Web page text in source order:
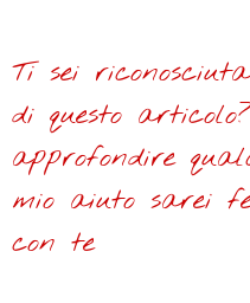
Ti sei
di questo
approfondire
mio aiuto sarei
con te